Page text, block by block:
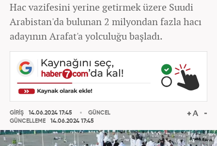
Hac vazifesini yerine getirmek üzere Suudi
Arabistan'da bulunan 2 milyondan fazla hacı
adayının Arafat'a yolculuğu başladı.
GİRİŞ
14.06.2024 17:45
GÜNCELLEME
14.06.2024 17:45
GÜNCEL